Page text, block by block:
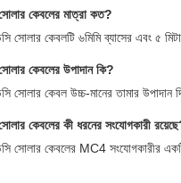
কেবলের মাত্রা কত?
সোলার কেবলটি ৬মিমি ব্যাসের এবং ৫
কেবলের উপাদান কি?
সোলার কেবল উচ্চ-মানের তামার উপাদান
কেবলের কী ধরনের সংযোগকারী
সোলার কেবলের MC4 সংযোগকারীর